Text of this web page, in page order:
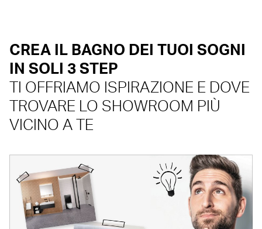
CREA IL BAGNO DEI TUOI SOGNI
IN SOLI 3 STEP
TI OFFRIAMO ISPIRAZIONE E DOVE
TROVARE LO SHOWROOM PIÙ
VICINO A TE